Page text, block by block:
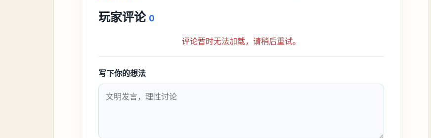
玩家评论 0
评论暂时无法加载，请稍后重试。
写下你的想法